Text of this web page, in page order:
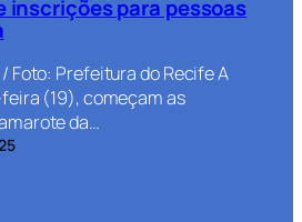
inscrições para pessoas
Foto: Prefeitura do Recife A
(19), começam as
da…